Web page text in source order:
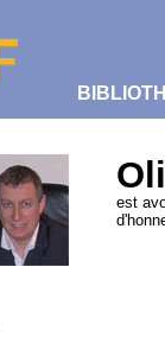
est